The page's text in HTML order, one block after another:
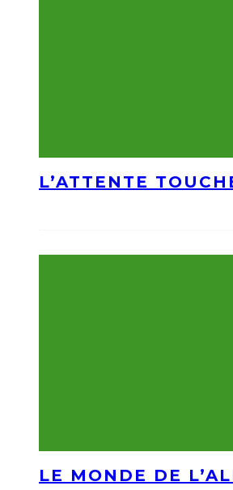
L’ATTENTE
LE MONDE DE